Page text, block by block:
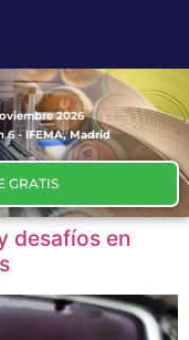
2026
6 - IFEMA, Madrid
GRATIS
desafíos en